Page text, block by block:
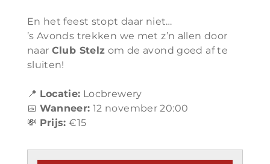
En het feest stopt daar niet…
’s Avonds trekken we met z’n allen door
naar Club Stelz om de avond goed af te
sluiten!
📍 Locatie: Locbrewery
📅 Wanneer: 12 november 20:00
💸 Prijs: €15